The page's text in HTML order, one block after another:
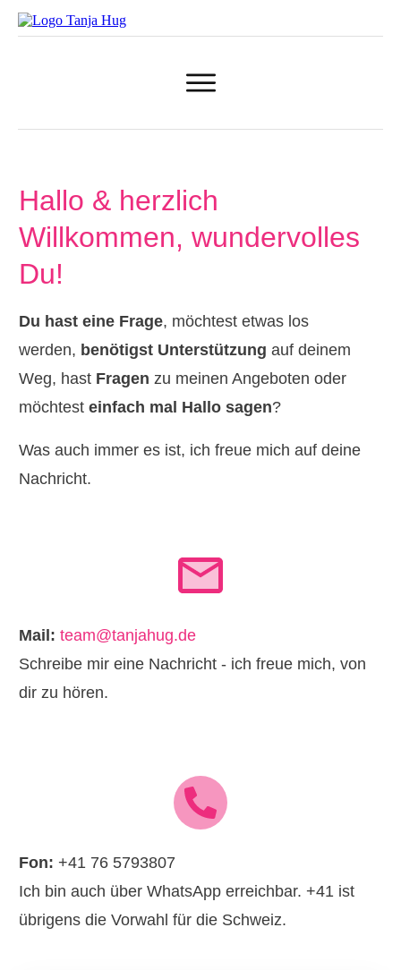
Hallo & herzlich
Willkommen, wundervolles
Du!
Du hast eine Frage, möchtest etwas los
werden, benötigst Unterstützung auf deinem
Weg, hast Fragen zu meinen Angeboten oder
möchtest einfach mal Hallo sagen?
Was auch immer es ist, ich freue mich auf deine
Nachricht.
Mail: team@tanjahug.de
Schreibe mir eine Nachricht - ich freue mich, von
dir zu hören.
Fon: +41 76 5793807
Ich bin auch über WhatsApp erreichbar. +41 ist
übrigens die Vorwahl für die Schweiz.